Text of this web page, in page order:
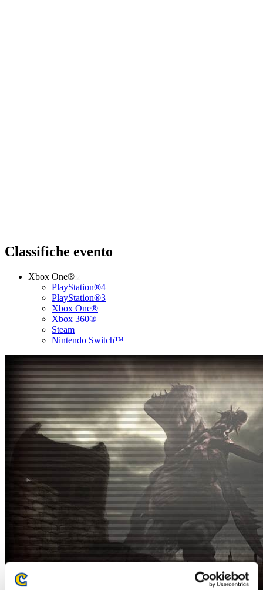
Classifiche evento
Xbox One®
PlayStation®4
PlayStation®3
Xbox One®
Xbox 360®
Steam
Nintendo Switch™